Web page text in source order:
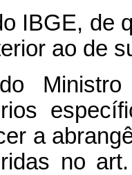
IBGE, de
ao de
a
no